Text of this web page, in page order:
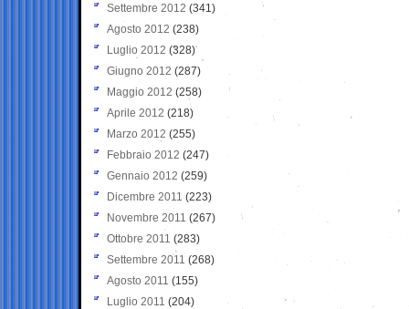
Settembre 2012 (341)
Agosto 2012 (238)
Luglio 2012 (328)
Giugno 2012 (287)
Maggio 2012 (258)
Aprile 2012 (218)
Marzo 2012 (255)
Febbraio 2012 (247)
Gennaio 2012 (259)
Dicembre 2011 (223)
Novembre 2011 (267)
Ottobre 2011 (283)
Settembre 2011 (268)
Agosto 2011 (155)
Luglio 2011 (204)